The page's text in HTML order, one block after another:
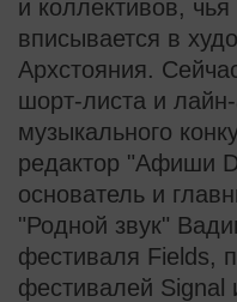
и коллективов,
вписывается в
Архстояния.
шорт-листа и
музыкального
редактор "Афиши
основатель и
"Родной звук"
фестиваля Fields,
фестивалей Signal